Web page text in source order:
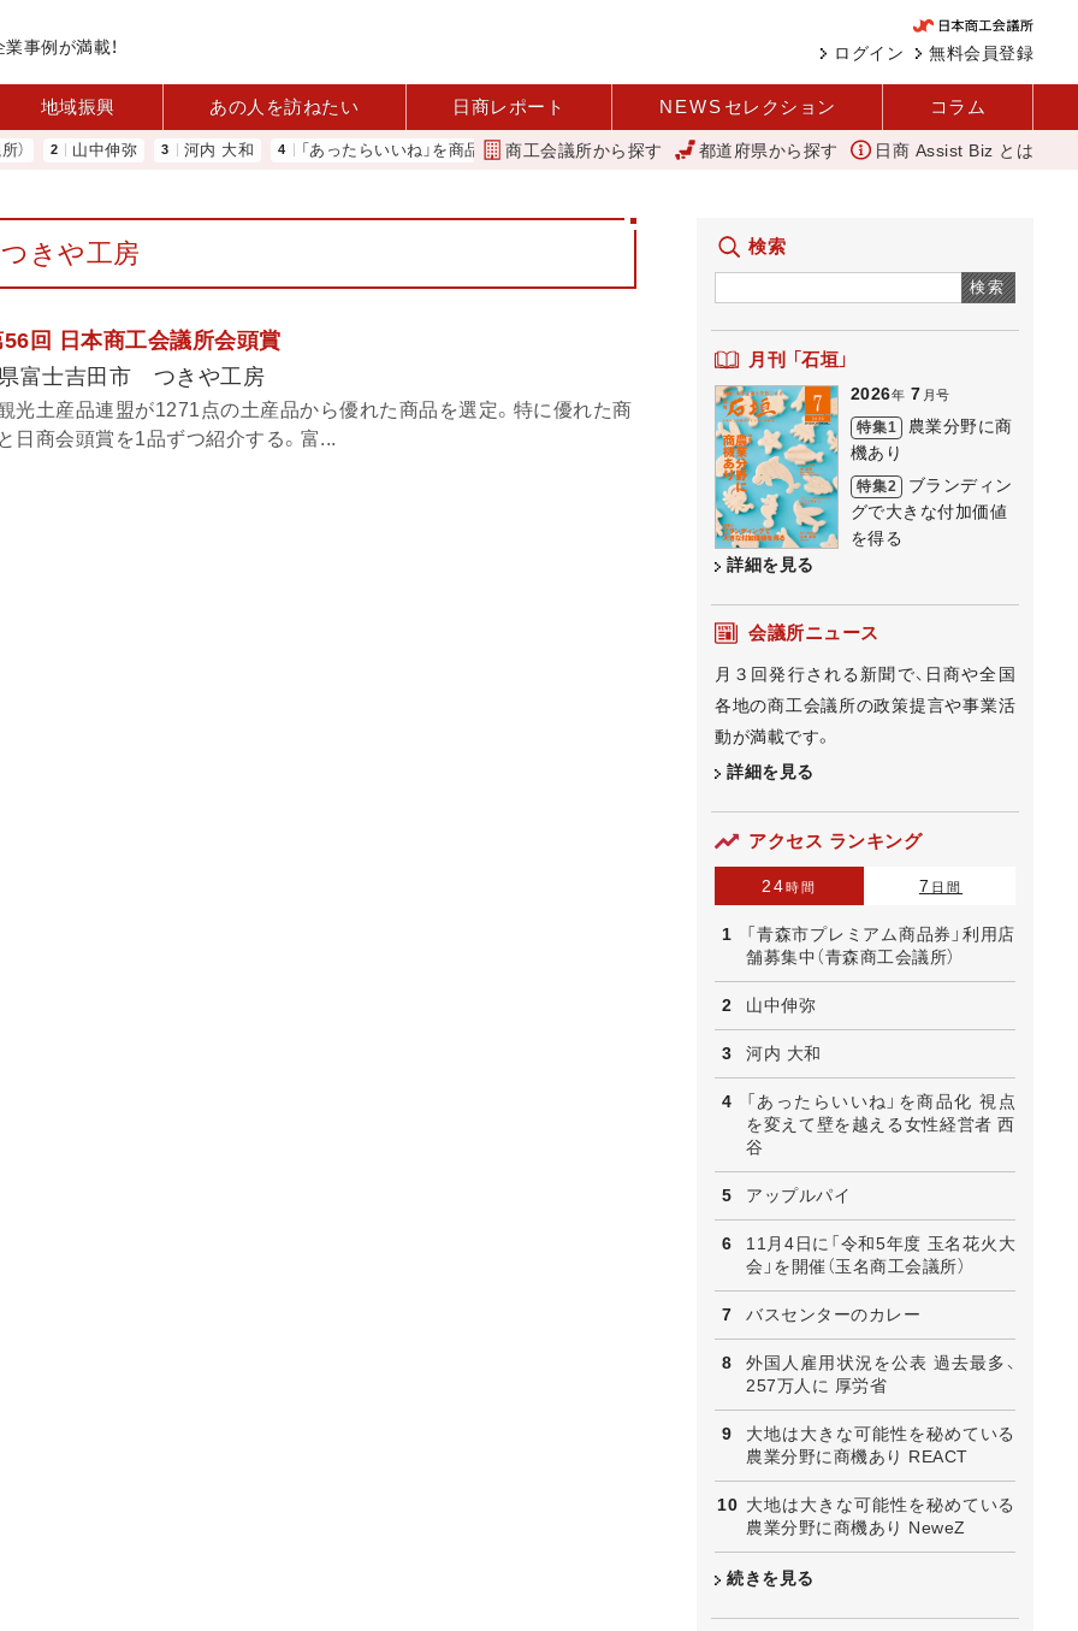
事例が満載！ 無料会員登録
ログイン
地域振興 あの人を訪ねたい 日商レポート NEWS セレクション コラム
山中伸弥 河内 大和 「あったらいいね」を商品化 視点を変えて壁を越える女性経営者 西谷 アップルパイ 11月4日に「令和
商工会議所から探す 都道府県から探す 日商 Assist Biz とは
つきや工房
回 日本商工会議所会頭賞
富士吉田市 つきや工房
光土産品連盟が1271点の土産品から優れた商品を選定。特に優れた商
日商会頭賞を1品ずつ紹介する。富...
検索
検索
月刊 「石垣」
2026年 7 月号
特集1
農業分野に商
機あり
特集2
ブランディン
グで大きな付加価値
を得る
詳細を見る
会議所ニュース
月３回発行される新聞で、日商や全国
各地の商工会議所の政策提言や事業活
動が満載です。
詳細を見る
アクセス ランキング
24時間 7 日間
「青森市プレミアム商品券」利用店
舗募集中（青森商工会議所）
山中伸弥
河内 大和
「あったらいいね」を商品化 視点
を変えて壁を越える女性経営者 西
谷
アップルパイ
11月4日に「令和5年度 玉名花火大
会」を開催（玉名商工会議所）
バスセンターのカレー
外国人雇用状況を公表 過去最多、
257万人に 厚労省
大地は大きな可能性を秘めている
農業分野に商機あり REACT
大地は大きな可能性を秘めている
農業分野に商機あり NeweZ
続きを見る